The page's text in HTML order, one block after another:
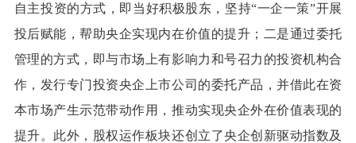
自主投资的方式，即当好积极股东，坚持“一企一策”开展
投后赋能，帮助央企实现内在价值的提升；二是通过委托
管理的方式，即与市场上有影响力和号召力的投资机构合
作，发行专门投资央企上市公司的委托产品，并借此在资
本市场产生示范带动作用，推动实现央企外在价值表现的
提升。此外，股权运作板块还创立了央企创新驱动指数及